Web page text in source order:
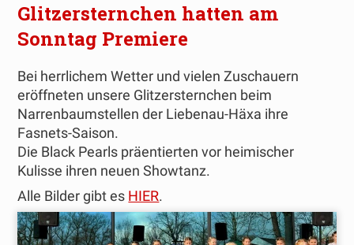
Glitzersternchen hatten am
Sonntag Premiere
Bei herrlichem Wetter und vielen Zuschauern
eröffneten unsere Glitzersternchen beim
Narrenbaumstellen der Liebenau-Häxa ihre
Fasnets-Saison.
Die Black Pearls präentierten vor heimischer
Kulisse ihren neuen Showtanz.
Alle Bilder gibt es HIER.